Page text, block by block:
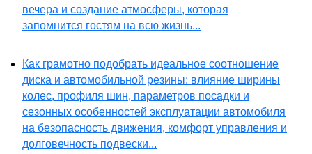
вечера и создание атмосферы, которая
запомнится гостям на всю жизнь...
Как грамотно подобрать идеальное соотношение
диска и автомобильной резины: влияние ширины
колес, профиля шин, параметров посадки и
сезонных особенностей эксплуатации автомобиля
на безопасность движения, комфорт управления и
долговечность подвески...